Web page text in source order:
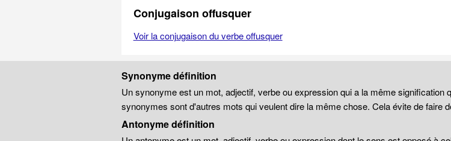
Conjugaison offusquer
Voir la conjugaison du verbe offusquer
Synonyme définition
Un synonyme est un mot, adjectif, verbe ou expression qui a la même signification
synonymes sont d'autres mots qui veulent dire la même chose. Cela évite de faire
Antonyme définition